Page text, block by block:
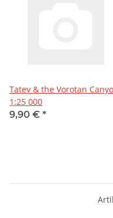
Tatev & the Vorotan
1:25 000
9,90 € *